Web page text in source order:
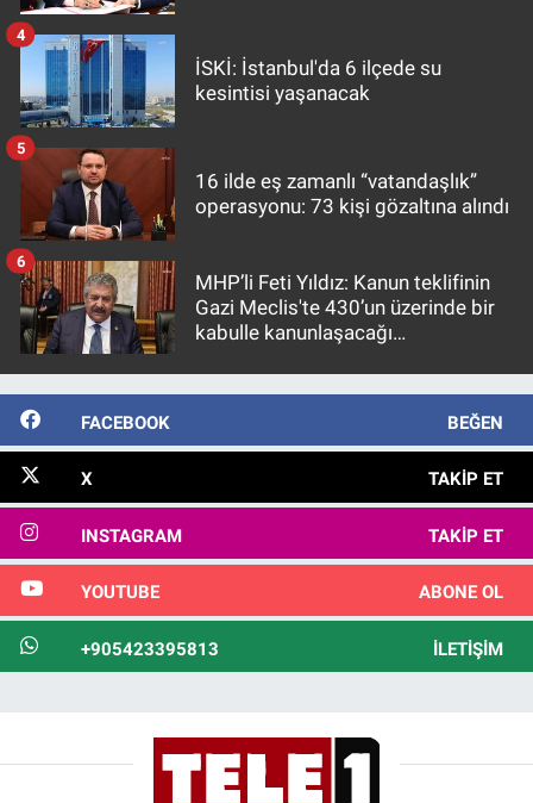
İSKİ: İstanbul'da 6 ilçede su
kesintisi yaşanacak
4
16 ilde eş zamanlı “vatandaşlık”
operasyonu: 73 kişi gözaltına alındı
5
MHP’li Feti Yıldız: Kanun teklifinin
Gazi Meclis'te 430’un üzerinde bir
kabulle kanunlaşacağı
6
FACEBOOK BEĞEN
X TAKIP ET
INSTAGRAM TAKIP ET
YOUTUBE ABONE OL
+905423395813 İLETIŞIM